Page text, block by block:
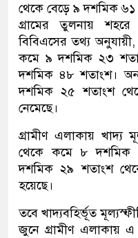
থেকে বেড়ে ৯ দশমিক ৬১
গ্রামের তুলনায়
বিবিএসের তথ্য
কমে ৯ দশমিক ২৩
দশমিক ৪৮ শতাংশ।
দশমিক ২৫ শতাংশ
নেমেছে।
গ্রামীণ এলাকায় খাদ্য
থেকে কমে ৮ দশমিক
দশমিক ২৯ শতাংশ
হয়েছে।
তবে খাদ্যবহির্ভূত
জুনে গ্রামীণ এলাকায়